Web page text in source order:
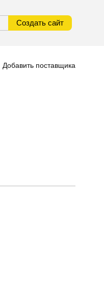
Создать сайт
Добавить поставщика